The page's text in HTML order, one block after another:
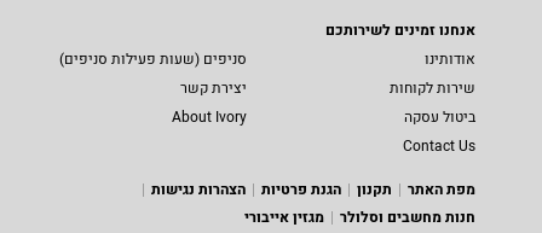
אנחנו זמינים לשירותכם
אודותינו
סניפים (שעות פעילות סניפים)
שירות לקוחות
יצירת קשר
ביטול עסקה
About Ivory
Contact Us
מפת האתר
תקנון הגנת פרטיות
הצהרות נגישות
חנות מחשבים וסלולר
מגזין אייבורי